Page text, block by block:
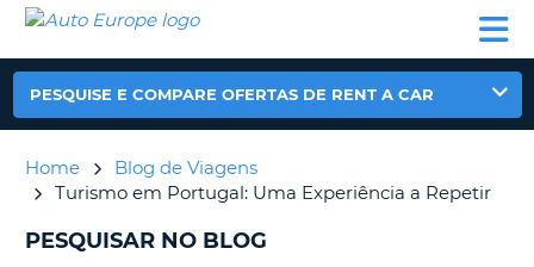
ALUGUER
CARROS
ALUGUER
CARAVANAS
AUTO
EUROPE
ALUGUER
CARROS
ALUGUER
DE
AUTO-
CARAVANAS
PESQUISE E COMPARE OFERTAS DE RENT A CAR
Home
Blog de Viagens
Turismo em Portugal: Uma Experiência a Repetir
PESQUISAR NO BLOG